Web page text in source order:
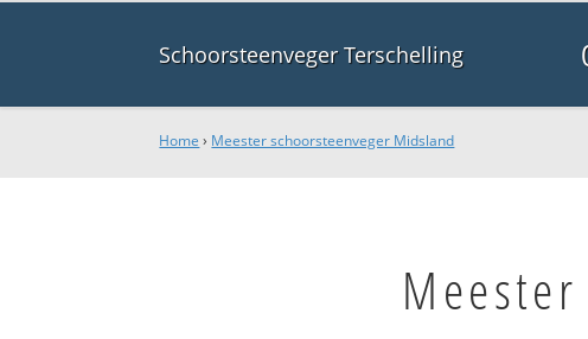
Schoorsteenveger Terschelling
Home › Meester schoorsteenveger Midsland